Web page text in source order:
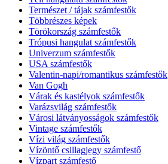
Természet / tájak számfestők
Többrészes képek
Törökország számfestők
Trópusi hangulat számfestők
Univerzum számfestők
USA számfestők
Valentin-napi/romantikus számfestők
Van Gogh
Várak és kastélyok számfestők
Varázsvilág számfestők
Városi látványosságok számfestők
Vintage számfestők
Vízi világ számfestők
Vízöntő csillagjegy számfestő
Vízpart számfestő